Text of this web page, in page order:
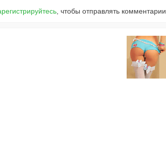
, чтобы отправлять комментарии